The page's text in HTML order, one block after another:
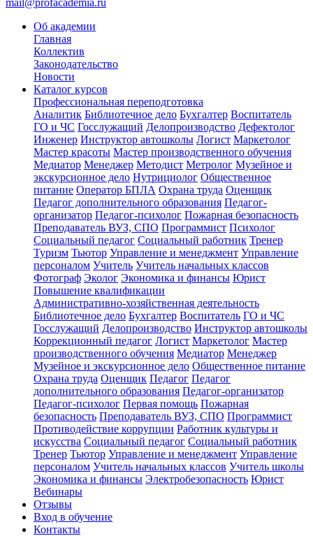
mail@profacademia.ru
Об академии
Главная
Коллектив
Законодательство
Новости
Каталог курсов
Профессиональная переподготовка
Аналитик Библиотечное дело Бухгалтер Воспитатель
ГО и ЧС Госслужащий Делопроизводство Дефектолог
Инженер Инструктор автошколы Логист Маркетолог
Мастер красоты Мастер производственного обучения
Медиатор Менеджер Методист Метролог Музейное и
экскурсионное дело Нутрициолог Общественное
питание Оператор БПЛА Охрана труда Оценщик
Педагог дополнительного образования Педагог-
организатор Педагог-психолог Пожарная безопасность
Преподаватель ВУЗ, СПО Программист Психолог
Социальный педагог Социальный работник Тренер
Туризм Тьютор Управление и менеджмент Управление
персоналом Учитель Учитель начальных классов
Фотограф Эколог Экономика и финансы Юрист
Повышение квалификации
Административно-хозяйственная деятельность
Библиотечное дело Бухгалтер Воспитатель ГО и ЧС
Госслужащий Делопроизводство Инструктор автошколы
Коррекционный педагог Логист Маркетолог Мастер
производственного обучения Медиатор Менеджер
Музейное и экскурсионное дело Общественное питание
Охрана труда Оценщик Педагог Педагог
дополнительного образования Педагог-организатор
Педагог-психолог Первая помощь Пожарная
безопасность Преподаватель ВУЗ, СПО Программист
Противодействие коррупции Работник культуры и
искусства Социальный педагог Социальный работник
Тренер Тьютор Управление и менеджмент Управление
персоналом Учитель начальных классов Учитель школы
Экономика и финансы Электробезопасность Юрист
Вебинары
Отзывы
Вход в обучение
Контакты